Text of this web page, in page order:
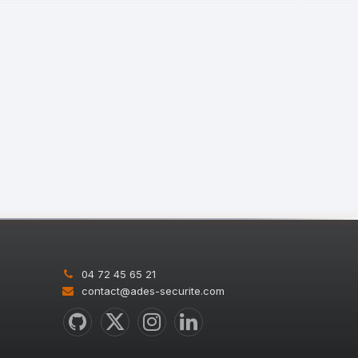
04 72 45 65 21
contact@ades-securite.com